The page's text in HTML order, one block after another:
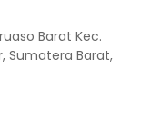
Barat Kec.
Sumatera Barat,